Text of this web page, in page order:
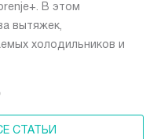
В этом
вытяжек,
холодильников и
СТАТЬИ